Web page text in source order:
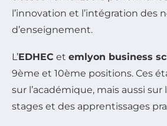
l’innovation et l’intégration
d’enseignement.
L’EDHEC et emlyon business
9ème et 10ème positions. Ces
sur l’académique, mais aussi
stages et des apprentissages